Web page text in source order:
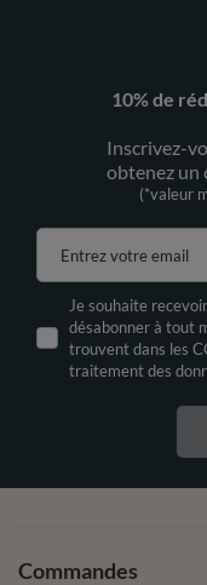
10% de
Inscrivez-
obtenez un
(*valeur
Entrez votre email
Je souhaite
désabonner à tout
trouvent dans les
traitement des
Commandes